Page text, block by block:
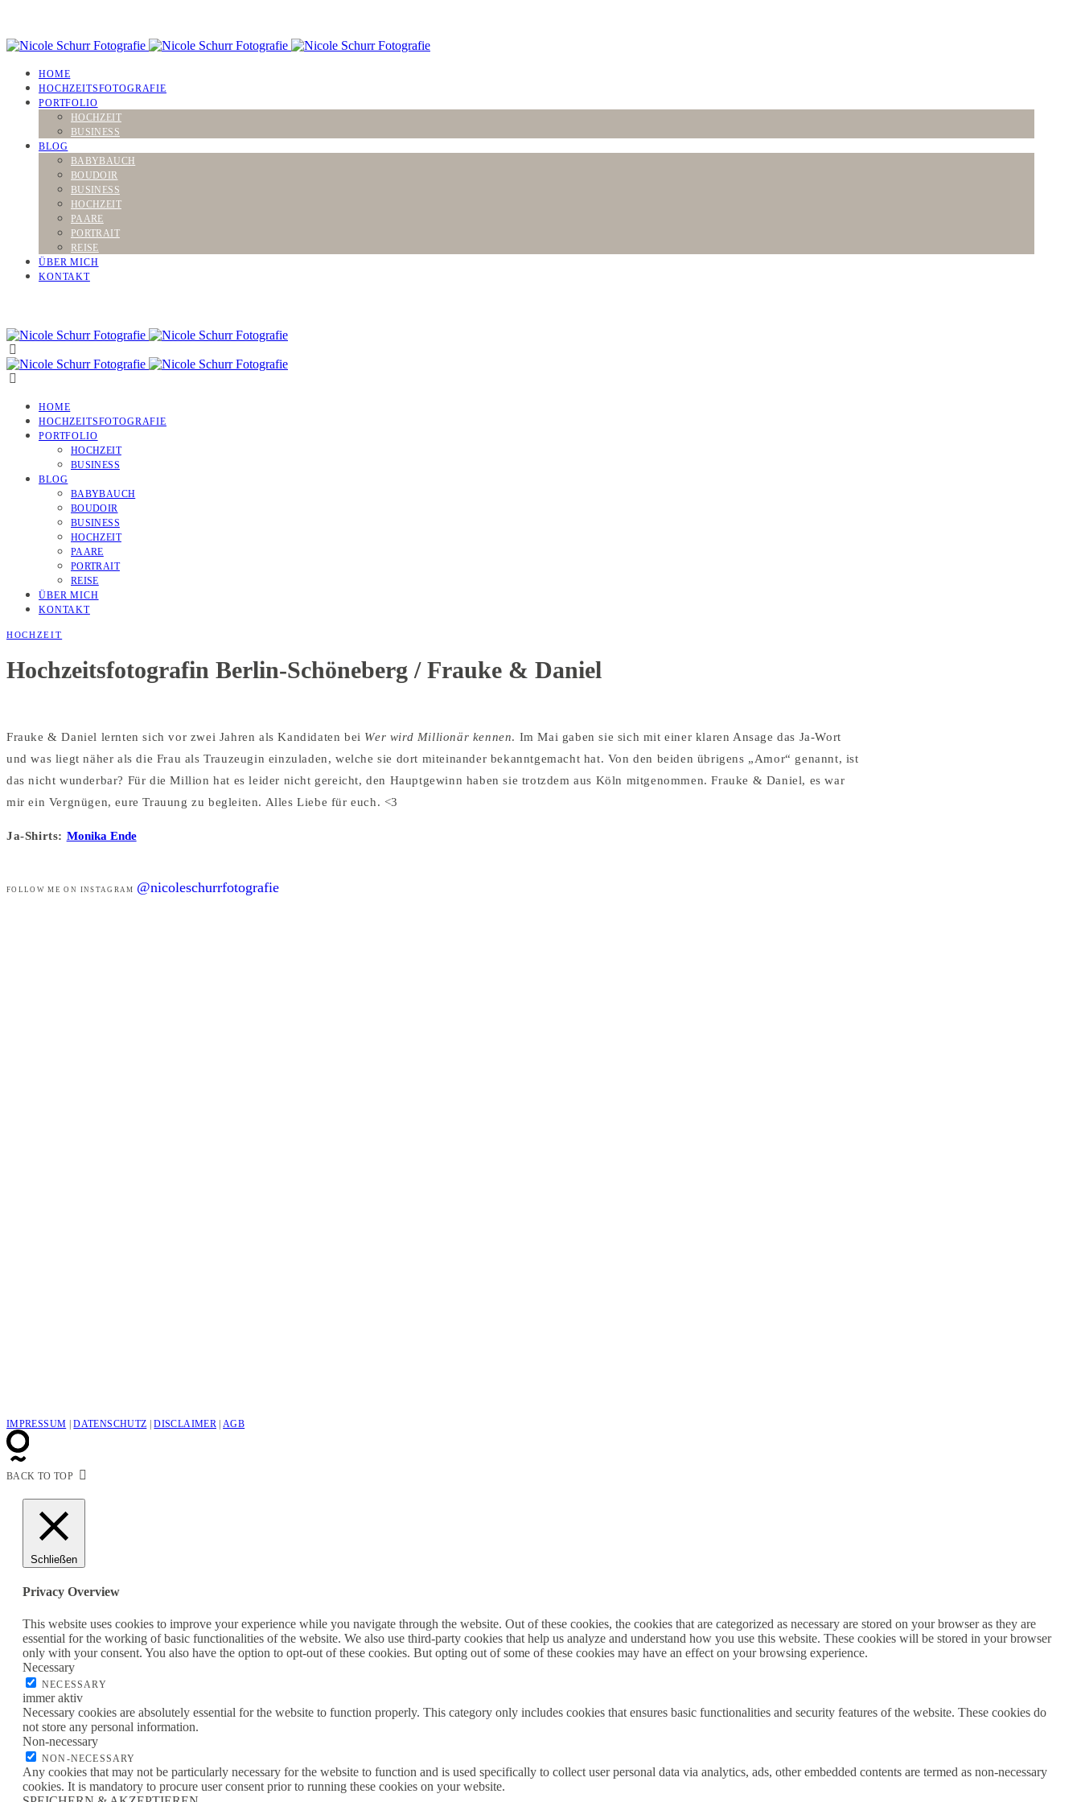
HOME
HOCHZEITSFOTOGRAFIE
PORTFOLIO
HOCHZEIT
BUSINESS
BLOG
BABYBAUCH
BOUDOIR
BUSINESS
HOCHZEIT
PAARE
PORTRAIT
REISE
ÜBER MICH
KONTAKT
HOME
HOCHZEITSFOTOGRAFIE
PORTFOLIO
HOCHZEIT
BUSINESS
BLOG
BABYBAUCH
BOUDOIR
BUSINESS
HOCHZEIT
PAARE
PORTRAIT
REISE
ÜBER MICH
KONTAKT
HOCHZEIT
Hochzeitsfotografin Berlin-Schöneberg / Frauke & Daniel
Frauke & Daniel lernten sich vor zwei Jahren als Kandidaten bei Wer wird Millionär kennen. Im Mai gaben sie sich mit einer klaren Ansage das Ja-Wort
und was liegt näher als die Frau als Trauzeugin einzuladen, welche sie dort miteinander bekanntgemacht hat. Von den beiden übrigens „Amor“ genannt, ist
das nicht wunderbar? Für die Million hat es leider nicht gereicht, den Hauptgewinn haben sie trotzdem aus Köln mitgenommen. Frauke & Daniel, es war
mir ein Vergnügen, eure Trauung zu begleiten. Alles Liebe für euch. <3
Ja-Shirts: Monika Ende
FOLLOW ME ON INSTAGRAM @nicoleschurrfotografie
IMPRESSUM |DATENSCHUTZ |DISCLAIMER |AGB
BACK TO TOP
Schließen
Privacy Overview
This website uses cookies to improve your experience while you navigate through the website. Out of these cookies, the cookies that are categorized as necessary are stored on your browser as they are
essential for the working of basic functionalities of the website. We also use third-party cookies that help us analyze and understand how you use this website. These cookies will be stored in your browser
only with your consent. You also have the option to opt-out of these cookies. But opting out of some of these cookies may have an effect on your browsing experience.
Necessary
NECESSARY
immer aktiv
Necessary cookies are absolutely essential for the website to function properly. This category only includes cookies that ensures basic functionalities and security features of the website. These cookies do
not store any personal information.
Non-necessary
NON-NECESSARY
Any cookies that may not be particularly necessary for the website to function and is used specifically to collect user personal data via analytics, ads, other embedded contents are termed as non-necessary
cookies. It is mandatory to procure user consent prior to running these cookies on your website.